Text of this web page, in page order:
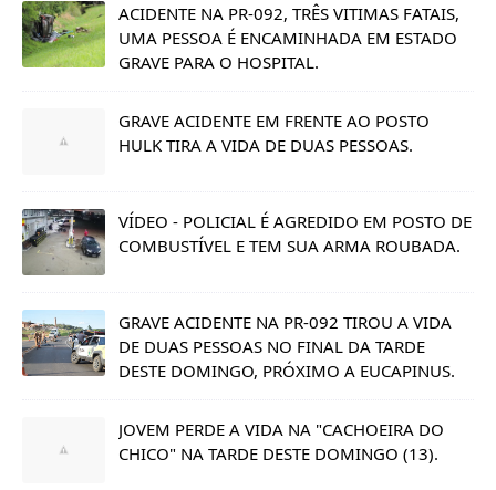
ACIDENTE NA PR-092, TRÊS VITIMAS FATAIS,
UMA PESSOA É ENCAMINHADA EM ESTADO
GRAVE PARA O HOSPITAL.
GRAVE ACIDENTE EM FRENTE AO POSTO
HULK TIRA A VIDA DE DUAS PESSOAS.
VÍDEO - POLICIAL É AGREDIDO EM POSTO DE
COMBUSTÍVEL E TEM SUA ARMA ROUBADA.
GRAVE ACIDENTE NA PR-092 TIROU A VIDA
DE DUAS PESSOAS NO FINAL DA TARDE
DESTE DOMINGO, PRÓXIMO A EUCAPINUS.
JOVEM PERDE A VIDA NA "CACHOEIRA DO
CHICO" NA TARDE DESTE DOMINGO (13).